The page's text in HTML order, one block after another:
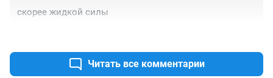
скорее жидкой силы
Читать все комментарии